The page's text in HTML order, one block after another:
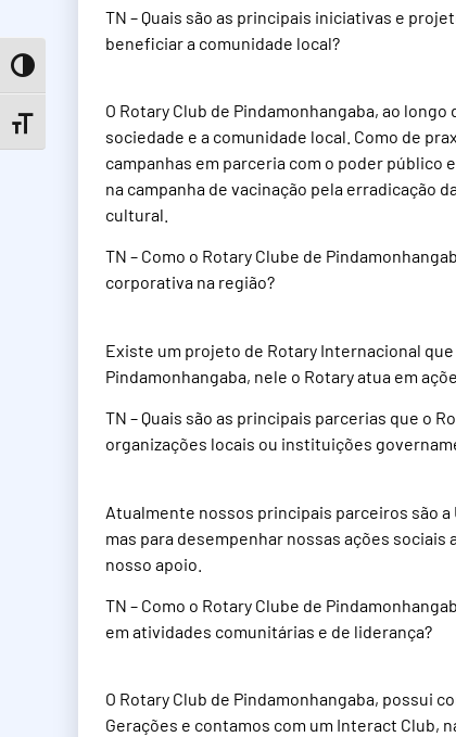
Toggle High Contrast
Toggle Font size
TN – Quais são as principais iniciativas e
beneficiar a comunidade local?
O Rotary Club de Pindamonhangaba, ao
sociedade e a comunidade local. Como de
campanhas em parceria com o poder
na campanha de vacinação pela erradicação
cultural.
TN – Como o Rotary Clube de
corporativa na região?
Existe um projeto de Rotary Internacional
Pindamonhangaba, nele o Rotary atua em
TN – Quais são as principais parcerias que o
organizações locais ou instituições
Atualmente nossos principais parceiros são a
mas para desempenhar nossas ações
nosso apoio.
TN – Como o Rotary Clube de
em atividades comunitárias e de liderança?
O Rotary Club de Pindamonhangaba, possui
Gerações e contamos com um Interact Club,